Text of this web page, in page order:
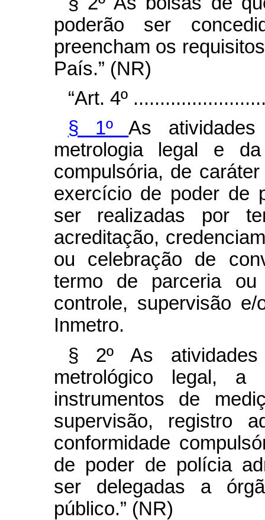
poderão ser
preencham os
País.” (NR)
“Art. 4º
§ 1ºAs
metrologia legal e
compulsória, de
exercício de poder de
ser realizadas por
acreditação,
ou celebração de
termo de parceria ou
controle, supervisão
Inmetro.
§ 2º As
metrológico legal, a
instrumentos de
supervisão, registro
conformidade
de poder de polícia
ser delegadas a
público.” (NR)